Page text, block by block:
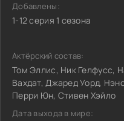
Добавлены:
1-12 серия 1 сезона
Актёрский состав:
Том Эллис, Ник Гелфусс,
Вахдат, Джаред Уорд,
Перри Юн, Стивен Хэйло
Дата выхода в мире: